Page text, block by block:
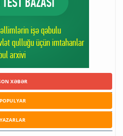
XƏBƏR
POPULYAR
YAZARLAR